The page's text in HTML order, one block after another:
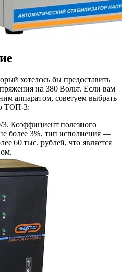
хотелось бы предоставить
на 380 Вольт. Если вам
аппаратом, советуем выбрать
ТОП-3:
Коэффициент полезного
более 3%, тип исполнения —
60 тыс. рублей, что является